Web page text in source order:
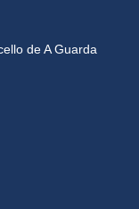
de A Guarda